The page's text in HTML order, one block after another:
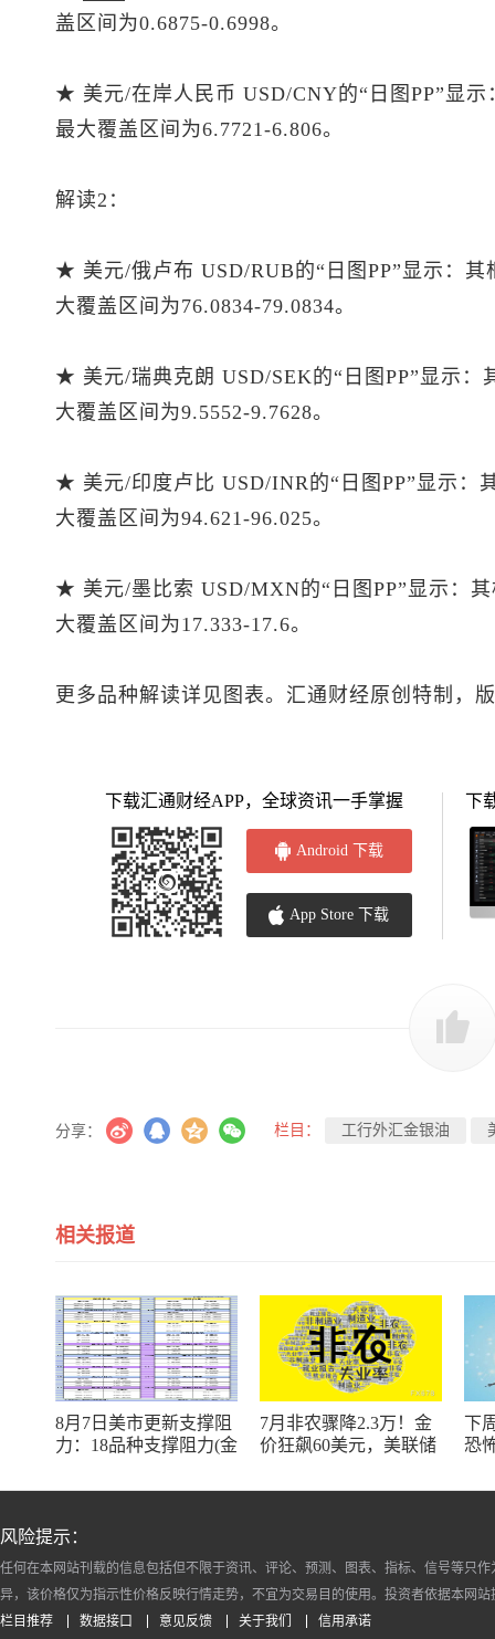
盖区间为0.6875-0.6998。
★ 美元/在岸人民币 USD/CNY的“日图PP”显
最大覆盖区间为6.7721-6.806。
解读2：
★ 美元/俄卢布 USD/RUB的“日图PP”显示：
大覆盖区间为76.0834-79.0834。
★ 美元/瑞典克朗 USD/SEK的“日图PP”显示：
大覆盖区间为9.5552-9.7628。
★ 美元/印度卢比 USD/INR的“日图PP”显示：
大覆盖区间为94.621-96.025。
★ 美元/墨比索 USD/MXN的“日图PP”显示：
大覆盖区间为17.333-17.6。
更多品种解读详见图表。汇通财经原创特制，
下载汇通财经APP，全球资讯一手掌握
Android 下载
App Store 下载
下
分享： 栏目： 工行外汇金银油
相关报道
8月7日美市更新支撑阻
力：18品种支撑阻力(金
十大货币对)
7月非农骤降2.3万！金
价狂飙60美元，美联储
下
恐
风险提示：
任何在本网站刊载的信息包括但不限于资讯、评论、预测、图表、指标、信号等只
异，该价格仅为指示性价格反映行情走势，不宜为交易目的使用。投资者依据本网
栏目推荐
数据接口 意见反馈 关于我们 信用承诺